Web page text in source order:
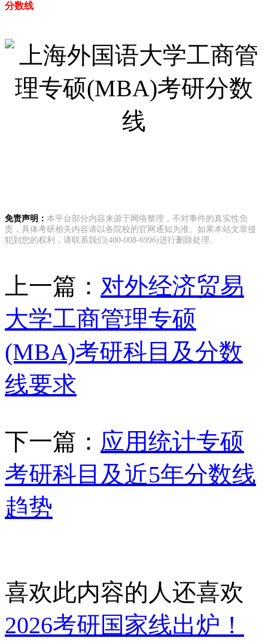
分数线
免责声明： 本平台部分内容来源于网络整理，不对事件的真实性负
责，具体考研相关内容请以各院校的官网通知为准。如果本站文章侵
犯到您的权利，请联系我们(400-008-6996)进行删除处理。
上一篇： 对外经济贸易
大学工商管理专硕
(MBA)考研科目及分数
线要求
下一篇： 应用统计专硕
考研科目及近5年分数线
趋势
喜欢此内容的人还喜欢
2026考研国家线出炉！